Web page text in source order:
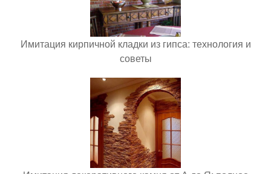
Имитация кирпичной кладки из гипса: технология и
советы